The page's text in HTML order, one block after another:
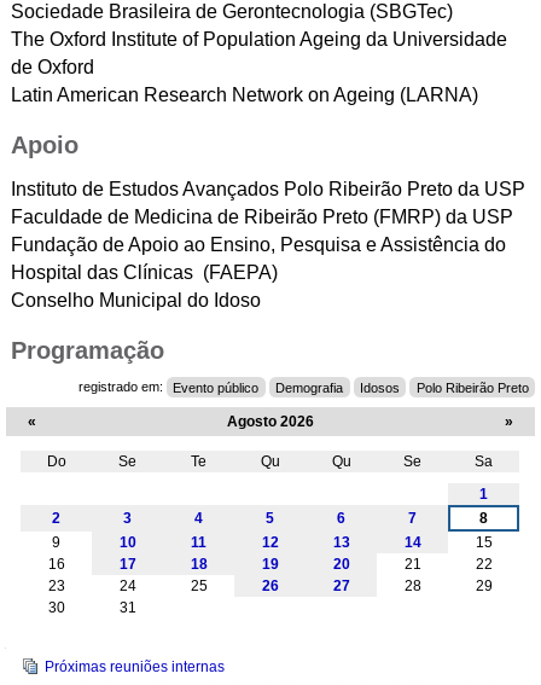
Sociedade Brasileira de Gerontecnologia (SBGTec)
The Oxford Institute of Population Ageing da Universidade
de Oxford
Latin American Research Network on Ageing (LARNA)
Apoio
Instituto de Estudos Avançados Polo Ribeirão Preto da USP
Faculdade de Medicina de Ribeirão Preto (FMRP) da USP
Fundação de Apoio ao Ensino, Pesquisa e Assistência do
Hospital das Clínicas (FAEPA)
Conselho Municipal do Idoso
Programação
registrado em: Evento público Demografia Idosos Polo Ribeirão Preto
« Agosto 2026 »
Do Se Te Qu Qu Se
Sa
1
2
3 4 5 6 7
8
9
10 11 12 13 14
15
16
17 18 19 20 21
22
23
24 25 26 27 28
29
30
31
Navegação
Próximas reuniões internas